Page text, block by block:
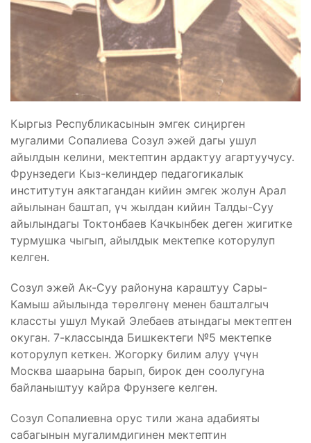
Кыргыз Республикасынын эмгек сиңирген
мугалими Сопалиева Созул эжей дагы ушул
айылдын келини, мектептин ардактуу агартуучусу.
Фрунзедеги Кыз-келиндер педагогикалык
институтун аяктагандан кийин эмгек жолун Арал
айылынан баштап, үч жылдан кийин Талды-Суу
айылындагы Токтонбаев Качкынбек деген жигитке
турмушка чыгып, айылдык мектепке которулуп
келген.
Созул эжей Ак-Суу районуна караштуу Сары-
Камыш айылында төрөлгөнү менен башталгыч
классты ушул Мукай Элебаев атындагы мектептен
окуган. 7-классында Бишкектеги №5 мектепке
которулуп кеткен. Жогорку билим алуу үчүн
Москва шаарына барып, бирок ден соолугуна
байланыштуу кайра Фрунзеге келген.
Созул Сопалиевна орус тили жана адабияты
сабагынын мугалимдигинен мектептин